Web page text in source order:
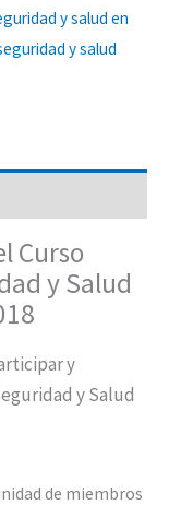
y salud en
y salud
Curso
y Salud
y
y Salud
de miembros